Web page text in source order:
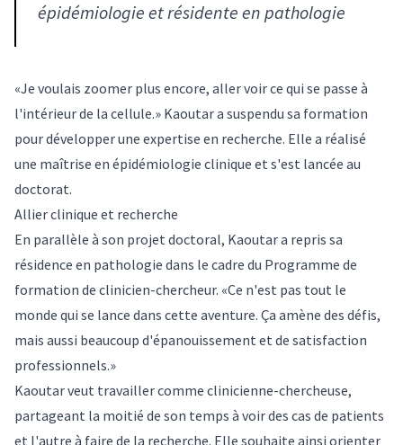
épidémiologie et résidente en pathologie
«Je voulais zoomer plus encore, aller voir ce qui se passe à
l'intérieur de la cellule.» Kaoutar a suspendu sa formation
pour développer une expertise en recherche. Elle a réalisé
une maîtrise en épidémiologie clinique et s'est lancée au
doctorat.
Allier clinique et recherche
En parallèle à son projet doctoral, Kaoutar a repris sa
résidence en pathologie dans le cadre du Programme de
formation de clinicien-chercheur. «Ce n'est pas tout le
monde qui se lance dans cette aventure. Ça amène des défis,
mais aussi beaucoup d'épanouissement et de satisfaction
professionnels.»
Kaoutar veut travailler comme clinicienne-chercheuse,
partageant la moitié de son temps à voir des cas de patients
et l'autre à faire de la recherche. Elle souhaite ainsi orienter